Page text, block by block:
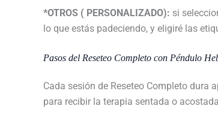
*OTROS ( PERSONALIZADO): si
lo que estás padeciendo, y eligiré las
Pasos del Reseteo Completo con Péndulo
Cada sesión de Reseteo Completo dura
para recibir la terapia sentada o